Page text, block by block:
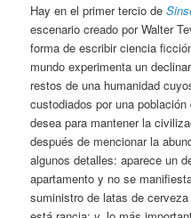
Hay en el primer tercio de
escenario creado por Walter
forma de escribir ciencia
mundo experimenta un
restos de una humanidad
custodiados por una
desea para mantener la
después de mencionar la
algunos detalles: aparece un
apartamento y no se
suministro de latas de